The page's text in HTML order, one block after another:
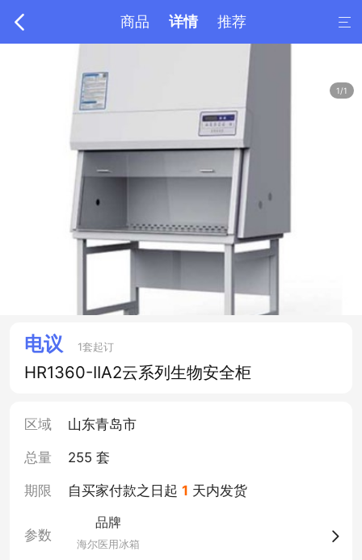
 商品 详情 推荐 
1/1
电议 1套起订
HR1360-IIA2云系列生物安全柜
区域 山东青岛市
总量 255 套
期限 自买家付款之日起1 天内发货
参数
品牌
海尔医用冰箱